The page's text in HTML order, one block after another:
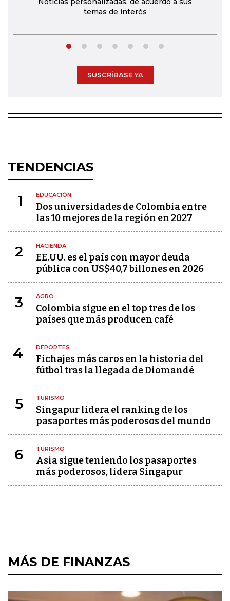
temas de interés
SUSCRÍBASE YA
TENDENCIAS
1 EDUCACIÓN
Dos universidades de Colombia entre
las 10 mejores de la región en 2027
2 HACIENDA
EE.UU. es el país con mayor deuda
pública con US$40,7 billones en 2026
3 AGRO
Colombia sigue en el top tres de los
países que más producen café
4 DEPORTES
Fichajes más caros en la historia del
fútbol tras la llegada de Diomandé
5 TURISMO
Singapur lidera el ranking de los
pasaportes más poderosos del mundo
6 TURISMO
Asia sigue teniendo los pasaportes
más poderosos, lidera Singapur
MÁS DE FINANZAS